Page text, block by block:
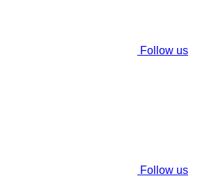
Follow us
Follow us